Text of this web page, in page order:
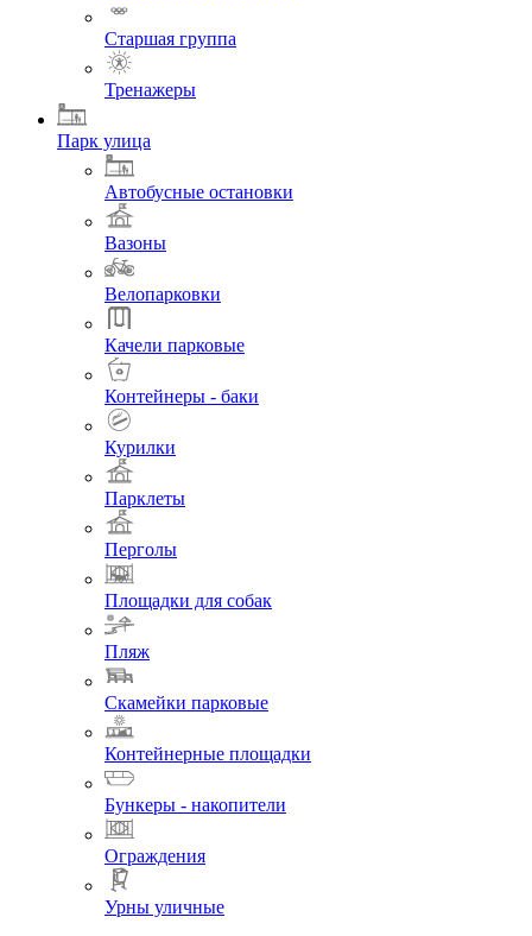
Старшая группа
Тренажеры
Парк улица
Автобусные остановки
Вазоны
Велопарковки
Качели парковые
Контейнеры - баки
Курилки
Парклеты
Перголы
Площадки для собак
Пляж
Скамейки парковые
Контейнерные площадки
Бункеры - накопители
Ограждения
Урны уличные